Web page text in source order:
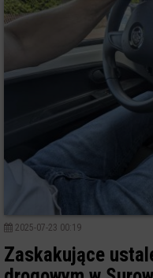
2025-07-23 00:19
Zaskakujące